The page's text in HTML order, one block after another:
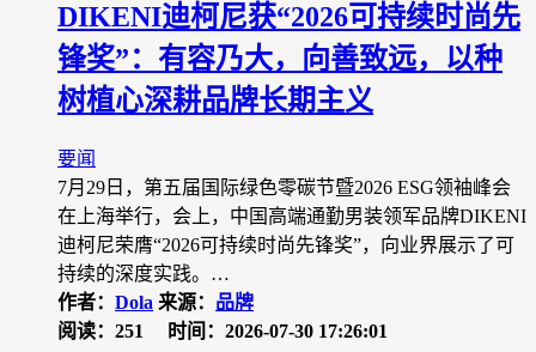
DIKENI迪柯尼获“2026可持续时尚先
锋奖”：有容乃大，向善致远，以种
树植心深耕品牌长期主义
要闻
7月29日，第五届国际绿色零碳节暨2026 ESG领袖峰会
在上海举行，会上，中国高端通勤男装领军品牌DIKENI
迪柯尼荣膺“2026可持续时尚先锋奖”，向业界展示了可
持续的深度实践。…
作者： Dola 来源： 品牌
阅读：251
时间：2026-07-30 17:26:01